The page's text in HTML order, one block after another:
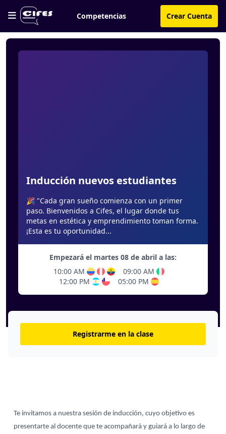
Competencias Crear Cuenta
Inducción nuevos estudiantes
🎉 "Cada gran sueño comienza con un primer
paso. Bienvenidos a Cifes, el lugar donde tus
metas en estética y emprendimiento toman forma.
¡Esta es tu oportunidad...
Empezará el martes 08 de abril a las:
10:00 AM
09:00 AM
12:00 PM
05:00 PM
Registrarme en la clase
Te invitamos a nuestra sesión de inducción, cuyo objetivo es
presentarte al docente que te acompañará y guiará a lo largo de